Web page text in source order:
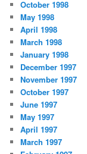
October 1998
May 1998
April 1998
March 1998
January 1998
December 1997
November 1997
October 1997
June 1997
May 1997
April 1997
March 1997